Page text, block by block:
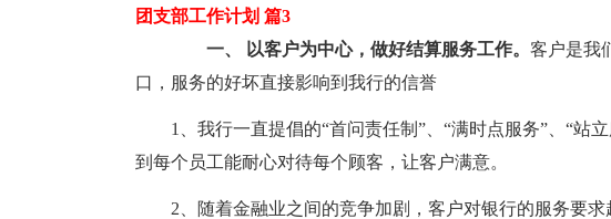
团支部工作计划 篇3
一、 以客户为中心，做好结算服务工作。 客户是我
口，服务的好坏直接影响到我行的信誉
1、我行一直提倡的“首问责任制”、“满时点服务”、“站
到每个员工能耐心对待每个顾客，让客户满意。
2、随着金融业之间的竞争加剧，客户对银行的服务要